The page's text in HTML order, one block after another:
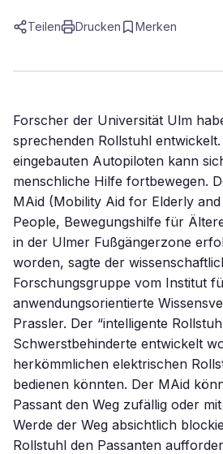
Teilen Drucken Merken
Forscher der Universität Ulm
sprechenden Rollstuhl
eingebauten Autopiloten kann
menschliche Hilfe fortbewegen.
MAid (Mobility Aid for Elderly
People, Bewegungshilfe für
in der Ulmer Fußgängerzone
worden, sagte der
Forschungsgruppe vom Institut
anwendungsorientierte
Prassler. Der “intelligente
Schwerstbehinderte entwickelt
herkömmlichen elektrischen
bedienen könnten. Der MAid
Passant den Weg zufällig oder
Werde der Weg absichtlich
Rollstuhl den Passanten